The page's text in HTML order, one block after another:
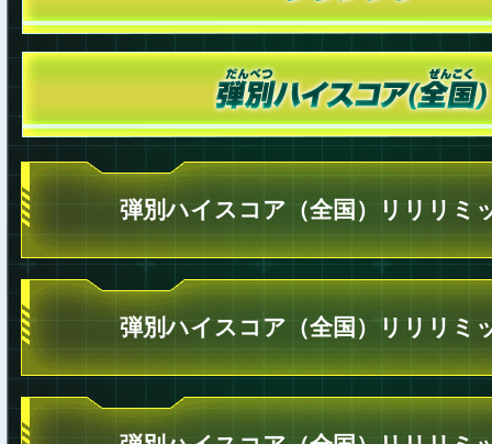
弾別ハイスコア（全国）リリリミ
弾別ハイスコア（全国）リリリミ